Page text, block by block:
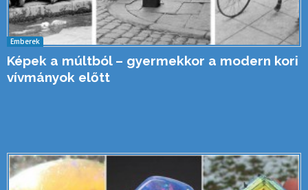
Emberek
Képek a múltból – gyermekkor a modern kori
vívmányok előtt